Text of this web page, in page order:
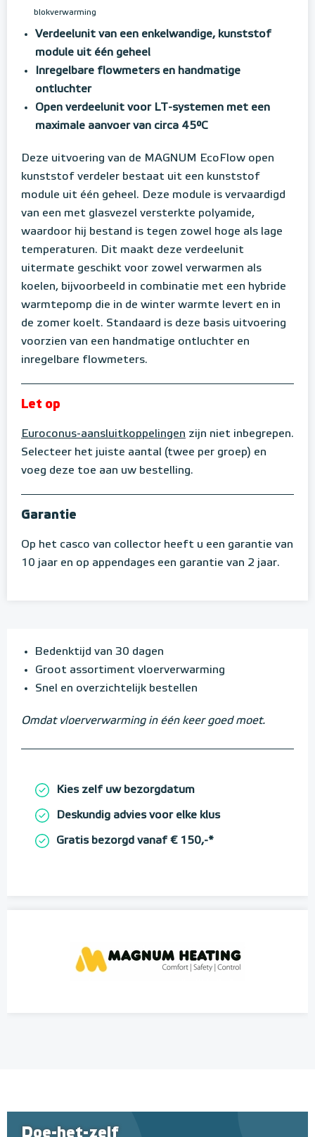
blokverwarming
Verdeelunit van een enkelwandige, kunststof
module uit één geheel
Inregelbare flowmeters en handmatige
ontluchter
Open verdeelunit voor LT-systemen met een
maximale aanvoer van circa 45°C
Deze uitvoering van de MAGNUM EcoFlow open
kunststof verdeler bestaat uit een kunststof
module uit één geheel. Deze module is vervaardigd
van een met glasvezel versterkte polyamide,
waardoor hij bestand is tegen zowel hoge als lage
temperaturen. Dit maakt deze verdeelunit
uitermate geschikt voor zowel verwarmen als
koelen, bijvoorbeeld in combinatie met een hybride
warmtepomp die in de winter warmte levert en in
de zomer koelt. Standaard is deze basis uitvoering
voorzien van een handmatige ontluchter en
inregelbare flowmeters.
Let op
Euroconus-aansluitkoppelingen zijn niet inbegrepen.
Selecteer het juiste aantal (twee per groep) en
voeg deze toe aan uw bestelling.
Garantie
Op het casco van collector heeft u een garantie van
10 jaar en op appendages een garantie van 2 jaar.
Bedenktijd van 30 dagen
Groot assortiment vloerverwarming
Snel en overzichtelijk bestellen
Omdat vloerverwarming in één keer goed moet.
Kies zelf uw bezorgdatum
Deskundig advies voor elke klus
Gratis bezorgd vanaf € 150,-*
Doe-het-zelf